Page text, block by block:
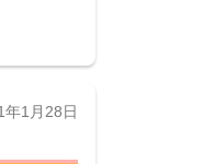
年1月28日